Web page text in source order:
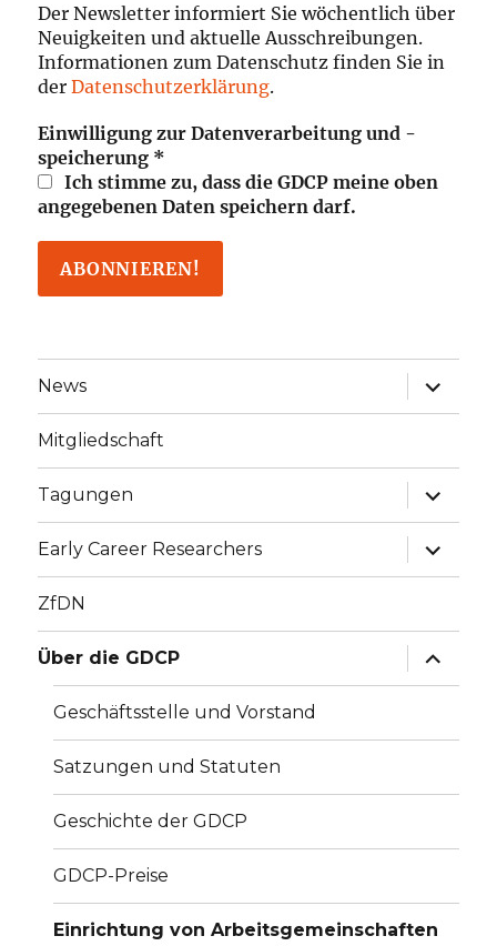
Der Newsletter informiert Sie wöchentlich über
Neuigkeiten und aktuelle Ausschreibungen.
Informationen zum Datenschutz finden Sie in
derDatenschutzerklärung.
Einwilligung zur Datenverarbeitung und -
speicherung *
Ich stimme zu, dass die GDCP meine oben
angegebenen Daten speichern darf.
News
öffnen
Mitgliedschaft
Tagungen
öffnen
Early Career Researchers
öffnen
ZfDN
Über die GDCP
öffnen
Geschäftsstelle und Vorstand
Satzungen und Statuten
Geschichte der GDCP
GDCP-Preise
Einrichtung von Arbeitsgemeinschaften